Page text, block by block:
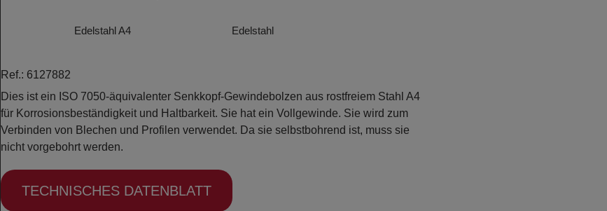
Edelstahl A4 Edelstahl
Ref.: 6127882
Dies ist ein ISO 7050-äquivalenter Senkkopf-Gewindebolzen aus rostfreiem Stahl A4
für Korrosionsbeständigkeit und Haltbarkeit. Sie hat ein Vollgewinde. Sie wird zum
Verbinden von Blechen und Profilen verwendet. Da sie selbstbohrend ist, muss sie
nicht vorgebohrt werden.
TECHNISCHES DATENBLATT